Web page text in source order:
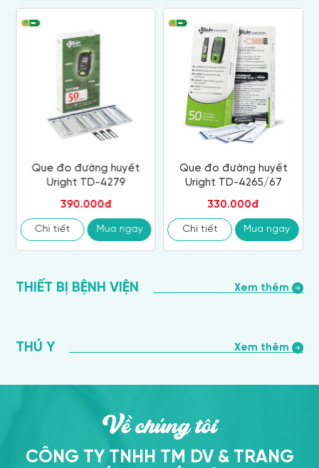
Que đo đường huyết
Uright TD-4279
390.000đ
Chi tiết Mua ngay
Que đo đường huyết
Uright TD-4265/67
330.000đ
Chi tiết Mua ngay
THIẾT BỊ BỆNH VIỆN Xem thêm
THÚ Y Xem thêm
Về chúng tôi
CÔNG TY TNHH TM DV & TRANG